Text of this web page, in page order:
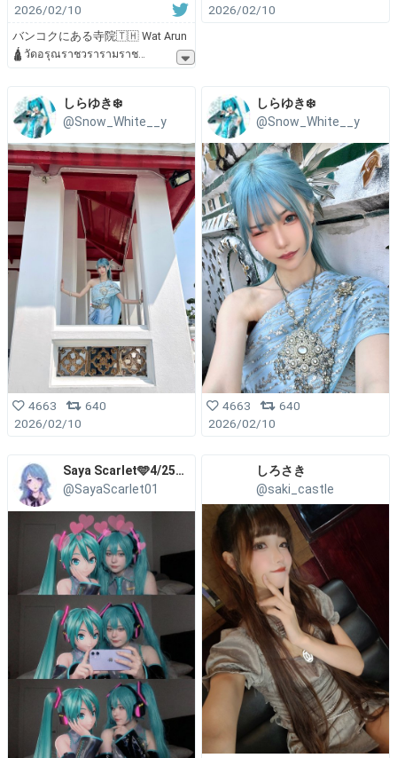
2026/02/10
バンコクにある寺院🇹🇭 Wat Arun
🛕วัดอรุณราชวรารามราช
2026/02/10
しらゆき❄️
@Snow_White__y
4663
640
2026/02/10
しらゆき❄️
@Snow_White__y
4663
640
2026/02/10
Saya Scarlet🩵4/25生誕ライブ
@SayaScarlet01
しろさき
@saki_castle